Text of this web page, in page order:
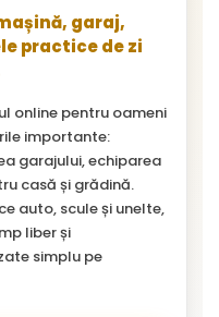
garaj,
practice de zi
online pentru oameni
importante:
garajului, echiparea
casă și grădină.
auto, scule și unelte,
liber și
simplu pe